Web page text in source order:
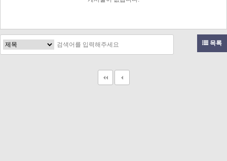
목록